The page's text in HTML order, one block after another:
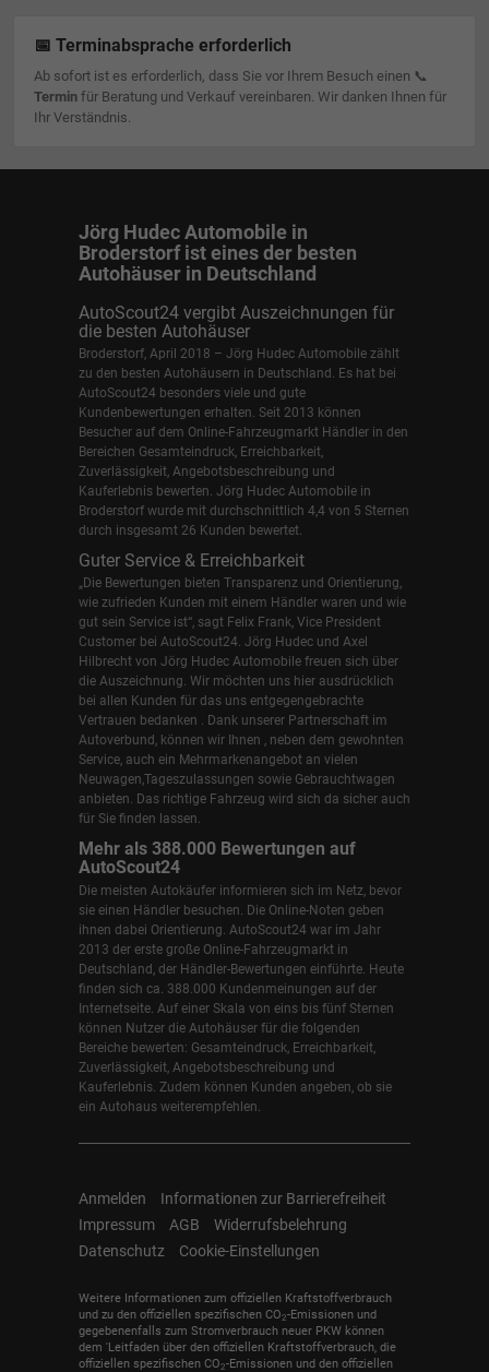
📅 Terminabsprache erforderlich
Ab sofort ist es erforderlich, dass Sie vor Ihrem Besuch einen 📞
Terminfür Beratung und Verkauf vereinbaren. Wir danken Ihnen für
Ihr Verständnis.
Jörg Hudec Automobile in
Broderstorf ist eines der besten
Autohäuser in Deutschland
AutoScout24 vergibt Auszeichnungen für
die besten Autohäuser
Broderstorf, April 2018 – Jörg Hudec Automobile zählt
zu den besten Autohäusern in Deutschland. Es hat bei
AutoScout24 besonders viele und gute
Kundenbewertungen erhalten. Seit 2013 können
Besucher auf dem Online-Fahrzeugmarkt Händler in den
Bereichen Gesamteindruck, Erreichbarkeit,
Zuverlässigkeit, Angebotsbeschreibung und
Kauferlebnis bewerten. Jörg Hudec Automobile in
Broderstorf wurde mit durchschnittlich 4,4 von 5 Sternen
durch insgesamt 26 Kunden bewertet.
Guter Service & Erreichbarkeit
„Die Bewertungen bieten Transparenz und Orientierung,
wie zufrieden Kunden mit einem Händler waren und wie
gut sein Service ist“, sagt Felix Frank, Vice President
Customer bei AutoScout24. Jörg Hudec und Axel
Hilbrecht von Jörg Hudec Automobile freuen sich über
die Auszeichnung. Wir möchten uns hier ausdrücklich
bei allen Kunden für das uns entgegengebrachte
Vertrauen bedanken . Dank unserer Partnerschaft im
Autoverbund, können wir Ihnen , neben dem gewohnten
Service, auch ein Mehrmarkenangebot an vielen
Neuwagen,Tageszulassungen sowie Gebrauchtwagen
anbieten. Das richtige Fahrzeug wird sich da sicher auch
für Sie finden lassen.
Mehr als 388.000 Bewertungen auf
AutoScout24
Die meisten Autokäufer informieren sich im Netz, bevor
sie einen Händler besuchen. Die Online-Noten geben
ihnen dabei Orientierung. AutoScout24 war im Jahr
2013 der erste große Online-Fahrzeugmarkt in
Deutschland, der Händler-Bewertungen einführte. Heute
finden sich ca. 388.000 Kundenmeinungen auf der
Internetseite. Auf einer Skala von eins bis fünf Sternen
können Nutzer die Autohäuser für die folgenden
Bereiche bewerten: Gesamteindruck, Erreichbarkeit,
Zuverlässigkeit, Angebotsbeschreibung und
Kauferlebnis. Zudem können Kunden angeben, ob sie
ein Autohaus weiterempfehlen.
Anmelden
Informationen zur Barrierefreiheit
Impressum
AGB
Widerrufsbelehrung
Datenschutz
Cookie-Einstellungen
Weitere Informationen zum offiziellen Kraftstoffverbrauch
und zu den offiziellen spezifischen CO2-Emissionen und
gegebenenfalls zum Stromverbrauch neuer PKW können
dem 'Leitfaden über den offiziellen Kraftstoffverbrauch, die
offiziellen spezifischen CO2-Emissionen und den offiziellen